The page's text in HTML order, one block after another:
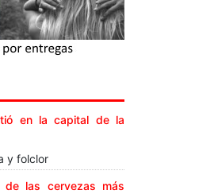
en la capital de la
y folclor
las cervezas más